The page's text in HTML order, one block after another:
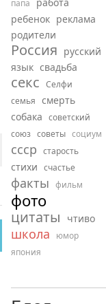
папа
ребенок реклама
родители
Россия русский
язык свадьба
секс Селфи
семья смерть
собака советский
союз советы социум
ссср старость
стихи счастье
факты фильм
фото
цитаты чтиво
школа
юмор
япония